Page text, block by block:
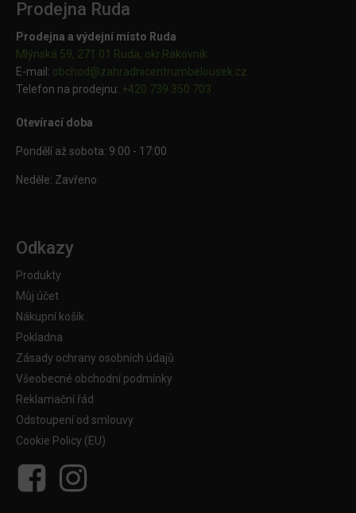
Prodejna Ruda
Prodejna a výdejní místo Ruda
Mlýnská 59, 271 01 Ruda, okr.Rakovník
E-mail: obchod@zahradnicentrumbelousek.cz
Telefon na prodejnu: +420 739 350 703
Otevírací doba
Pondělí až sobota: 9:00 - 17:00
Neděle: Zavřeno
Odkazy
Produkty
Můj účet
Nákupní košík
Pokladna
Zásady ochrany osobních údajů
Všeobecné obchodní podmínky
Reklamační řád
Odstoupení od smlouvy
Cookie Policy (EU)